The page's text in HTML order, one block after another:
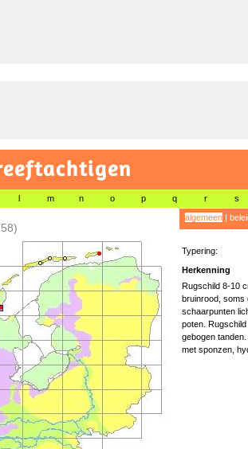
l m n o p q r s
algemeen|
Typering:
Herkenning
Rugschild 8-10
bruinrood, soms
schaarpunten
poten.
gebogen
met sponzen,